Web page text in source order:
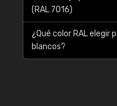
(RAL 7016)
¿Qué color RAL elegir
blancos?